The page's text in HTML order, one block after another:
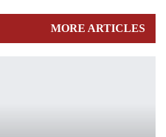
MORE ARTICLES